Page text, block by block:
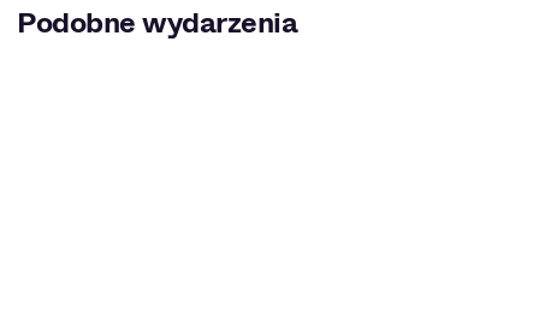
Podobne wydarzenia